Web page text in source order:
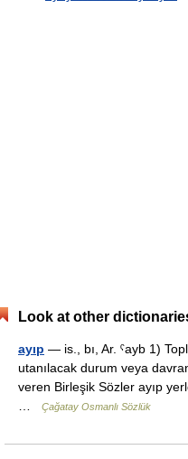
Look at other
ayıp — is., bı, Ar. ˁayb 1)
utanılacak durum veya
veren Birleşik Sözler ayıp
Çağatay Osmanlı Sözlük